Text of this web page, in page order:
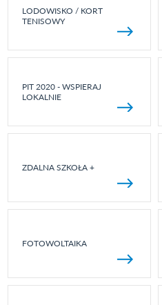
LODOWISKO / KORT
TENISOWY
PIT 2020 - WSPIERAJ
LOKALNIE
ZDALNA SZKOŁA +
FOTOWOLTAIKA